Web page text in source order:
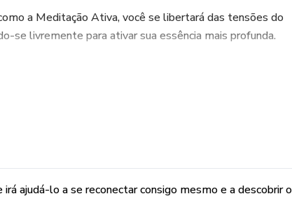
a Meditação Ativa, você se libertará das tensões do
se livremente para ativar sua essência mais profunda.
irá ajudá-lo(a) a substituir crenças limitantes por
curtas e repetidas, uma ferramenta essencial para
Espiritual e Terapeuta Integrativa, esta imersão
ajudá-lo a se reconectar consigo mesmo e a descobrir o